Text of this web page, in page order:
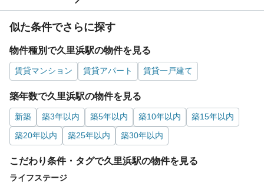
似た条件でさらに探す
物件種別で久里浜駅の物件を見る
賃貸マンション 賃貸アパート 賃貸一戸建て
築年数で久里浜駅の物件を見る
新築 築3年以内 築5年以内 築10年以内
築15年以内
築20年以内
築25年以内 築30年以内
こだわり条件・タグで久里浜駅の物件を見る
ライフステージ